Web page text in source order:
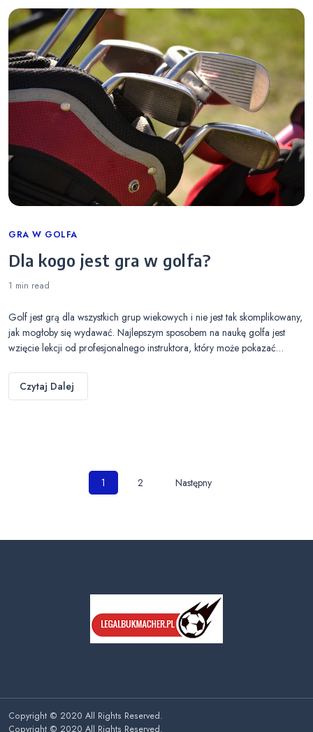
Categories
GRA W GOLFA
Dla kogo jest gra w golfa?
1 min read
Golf jest grą dla wszystkich grup wiekowych i nie jest tak skomplikowany,
jak mogłoby się wydawać. Najlepszym sposobem na naukę golfa jest
wzięcie lekcji od profesjonalnego instruktora, który może pokazać…
Czytaj Dalej
Nawigacja
1 2 Następny
Copyright © 2020 All Rights Reserved.
Copyright © 2020 All Rights Reserved.